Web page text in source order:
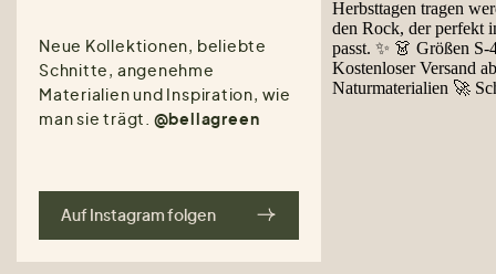
Neue Kollektionen, beliebte
Schnitte, angenehme
Materialien und Inspiration, wie
man sie trägt. @bellagreen
Auf Instagram folgen